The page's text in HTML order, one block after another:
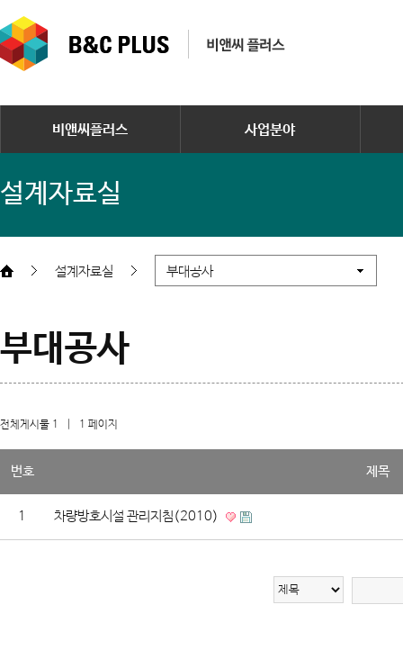
비앤씨플러스 사업분야
설계자료실
설계자료실 부대공사
부대공사
전체게시물 1 | 1 페이지
번호 제목
1 차량방호시설 관리지침(2010)